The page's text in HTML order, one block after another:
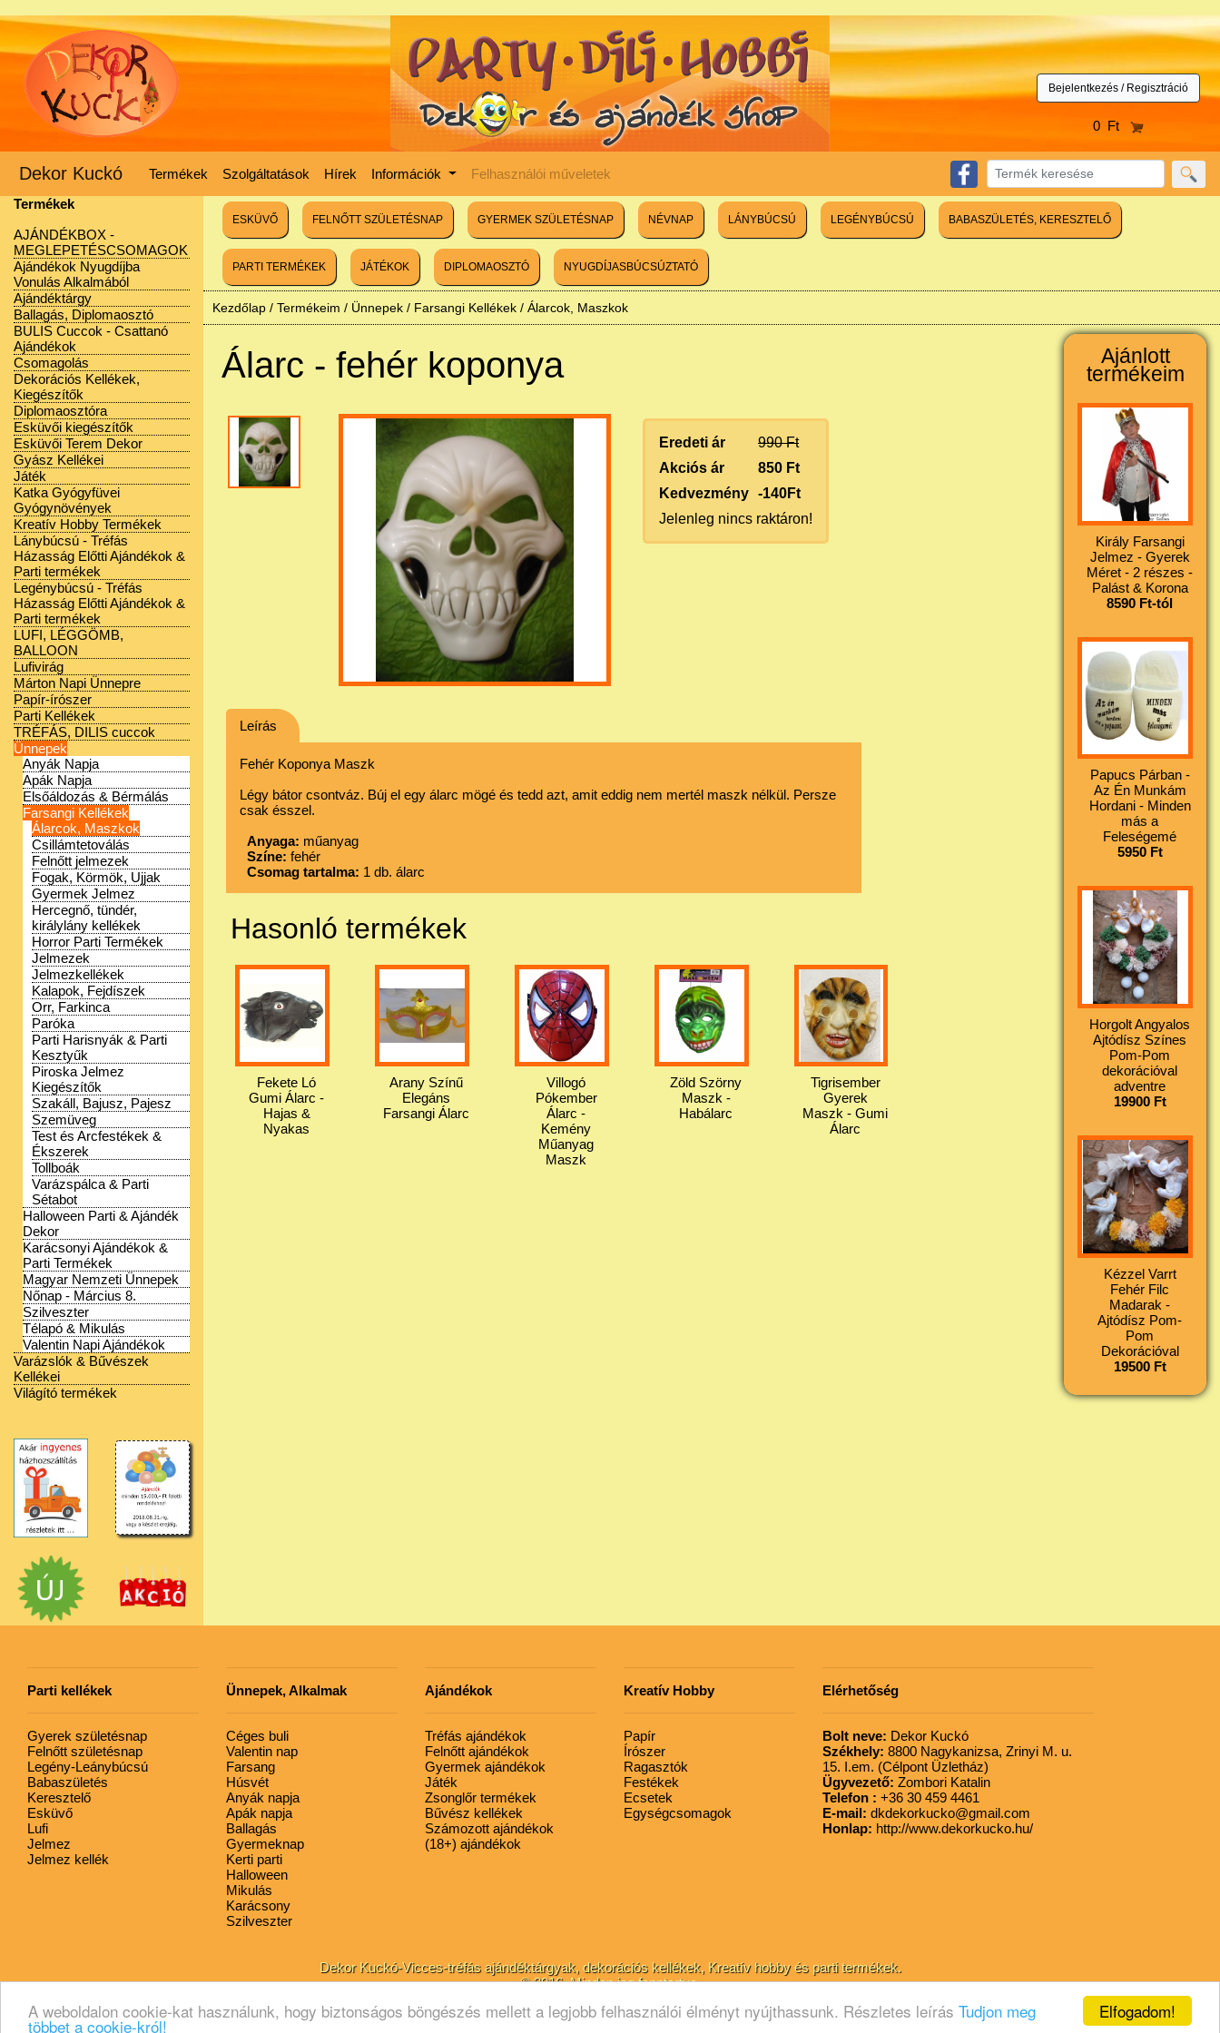
Elfogadom!
A weboldalon cookie-kat használunk, hogy biztonságos böngészés mellett a legjobb felhasználói élményt nyújthassunk. Részletes leírás Tudjon meg
többet a cookie-król!
Bejelentkezés / Regisztráció
0 Ft
Dekor Kuckó Termékek Szolgáltatások Hírek Információk
Felhasználói műveletek
Termékek
AJÁNDÉKBOX -
MEGLEPETÉSCSOMAGOK
Ajándékok Nyugdíjba
Vonulás Alkalmából
Ajándéktárgy
Ballagás, Diplomaosztó
BULIS Cuccok - Csattanó
Ajándékok
Csomagolás
Dekorációs Kellékek,
Kiegészítők
Diplomaosztóra
Esküvői kiegészítők
Esküvői Terem Dekor
Gyász Kellékei
Játék
Katka Gyógyfüvei
Gyógynövények
Kreatív Hobby Termékek
Lánybúcsú - Tréfás
Házasság Előtti Ajándékok &
Parti termékek
Legénybúcsú - Tréfás
Házasság Előtti Ajándékok &
Parti termékek
LUFI, LÉGGÖMB,
BALLOON
Lufivirág
Márton Napi Ünnepre
Papír-írószer
Parti Kellékek
TRÉFÁS, DILIS cuccok
Ünnepek
Anyák Napja
Apák Napja
Elsőáldozás & Bérmálás
Farsangi Kellékek
Álarcok, Maszkok
Csillámtetoválás
Felnőtt jelmezek
Fogak, Körmök, Ujjak
Gyermek Jelmez
Hercegnő, tündér,
királylány kellékek
Horror Parti Termékek
Jelmezek
Jelmezkellékek
Kalapok, Fejdíszek
Orr, Farkinca
Paróka
Parti Harisnyák & Parti
Kesztyűk
Piroska Jelmez
Kiegészítők
Szakáll, Bajusz, Pajesz
Szemüveg
Test és Arcfestékek &
Ékszerek
Tollboák
Varázspálca & Parti
Sétabot
Halloween Parti & Ajándék
Dekor
Karácsonyi Ajándékok &
Parti Termékek
Magyar Nemzeti Ünnepek
Nőnap - Március 8.
Szilveszter
Télapó & Mikulás
Valentin Napi Ajándékok
Varázslók & Bűvészek
Kellékei
Világító termékek
ESKÜVŐ FELNŐTT SZÜLETÉSNAP GYERMEK SZÜLETÉSNAP NÉVNAP LÁNYBÚCSÚ LEGÉNYBÚCSÚ BABASZÜLETÉS, KERESZTELŐ
PARTI TERMÉKEK JÁTÉKOK DIPLOMAOSZTÓ NYUGDÍJASBÚCSÚZTATÓ
Kezdőlap / Termékeim / Ünnepek / Farsangi Kellékek / Álarcok, Maszkok
Álarc - fehér koponya
Eredeti ár
990 Ft
Akciós ár
850 Ft
Kedvezmény -140Ft
Jelenleg nincs raktáron!
Leírás
Fehér Koponya Maszk
Légy bátor csontváz. Búj el egy álarc mögé és tedd azt, amit eddig nem mertél maszk nélkül. Persze
csak ésszel.
Anyaga: műanyag
Színe: fehér
Csomag tartalma: 1 db. álarc
Hasonló termékek
Fekete Ló
Gumi Álarc -
Hajas &
Nyakas
Arany Színű
Elegáns
Farsangi Álarc
Villogó
Pókember
Álarc -
Kemény
Műanyag
Maszk
Zöld Szörny
Maszk -
Habálarc
Tigrisember
Gyerek
Maszk - Gumi
Álarc
Ajánlott
termékeim
Király Farsangi
Jelmez - Gyerek
Méret - 2 részes -
Palást & Korona
8590 Ft-tól
Papucs Párban -
Az Én Munkám
Hordani - Minden
más a
Feleségemé
5950 Ft
Horgolt Angyalos
Ajtódísz Színes
Pom-Pom
dekorációval
adventre
19900 Ft
Kézzel Varrt
Fehér Filc
Madarak -
Ajtódísz Pom-
Pom
Dekorációval
19500 Ft
Parti kellékek
Gyerek születésnap
Felnőtt születésnap
Legény-Leánybúcsú
Babaszületés
Keresztelő
Esküvő
Lufi
Jelmez
Jelmez kellék
Ünnepek, Alkalmak
Céges buli
Valentin nap
Farsang
Húsvét
Anyák napja
Apák napja
Ballagás
Gyermeknap
Kerti parti
Halloween
Mikulás
Karácsony
Szilveszter
Ajándékok
Tréfás ajándékok
Felnőtt ajándékok
Gyermek ajándékok
Játék
Zsonglőr termékek
Bűvész kellékek
Számozott ajándékok
(18+) ajándékok
Kreatív Hobby
Papír
Írószer
Ragasztók
Festékek
Ecsetek
Egységcsomagok
Elérhetőség
Bolt neve: Dekor Kuckó
Székhely: 8800 Nagykanizsa, Zrinyi M. u.
15. I.em. (Célpont Üzletház)
Ügyvezető: Zombori Katalin
Telefon : +36 30 459 4461
E-mail: dkdekorkucko@gmail.com
Honlap: http://www.dekorkucko.hu/
Dekor Kuckó-Vicces-tréfás ajándéktárgyak, dekorációs kellékek, Kreatív hobby és parti termékek.
© 2016. Minden jog fenntartva.